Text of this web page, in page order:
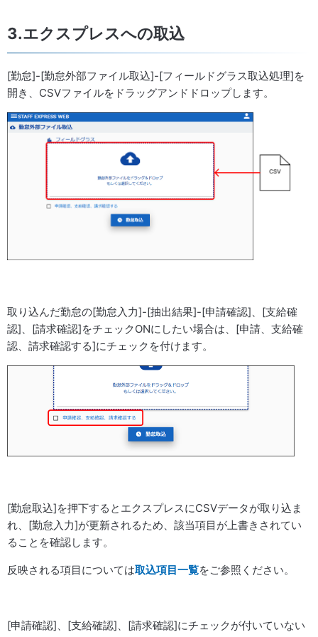
3.エクスプレスへの取込
[勤怠]-[勤怠外部ファイル取込]-[フィールドグラス取込処理]を
開き、CSVファイルをドラッグアンドドロップします。
取り込んだ勤怠の[勤怠入力]-[抽出結果]-[申請確認]、[支給確
認]、[請求確認]をチェックONにしたい場合は、[申請、支給確
認、請求確認する]にチェックを付けます。
[勤怠取込]を押下するとエクスプレスにCSVデータが取り込ま
れ、[勤怠入力]が更新されるため、該当項目が上書きされてい
ることを確認します。
反映される項目については取込項目一覧をご参照ください。
[申請確認]、[支給確認]、[請求確認]にチェックが付いていない